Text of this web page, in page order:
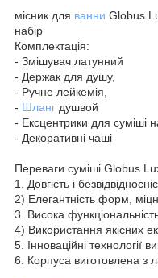
місник для ванни Globus
набір
Комплектація:
- Змішувач латунний
- Держак для душу,
- Ручне лейкемія,
- Шланг душвой
- Ексцентрики для суміші
- Декоративні чаші
Переваги суміші Globus
1. Довгість і
2) Елегантність форм,
3. Висока
4) Використання якісних
5. Інноваційні технології
6. Корпуса виготовлена з